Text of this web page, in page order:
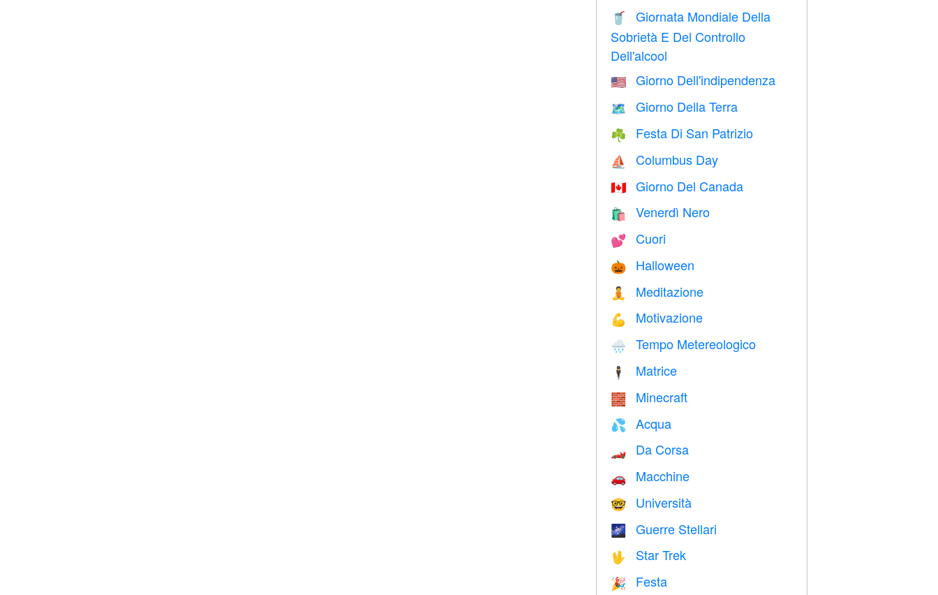
🥤
Giornata Mondiale Della
Sobrietà E Del Controllo
Dell'alcool
🇺🇸 Giorno Dell'indipendenza
🗺️ Giorno Della Terra
☘️ Festa Di San Patrizio
⛵️ Columbus Day
🇨🇦 Giorno Del Canada
🛍 Venerdì Nero
💕 Cuori
🎃 Halloween
🧘 Meditazione
💪 Motivazione
🌧 Tempo Metereologico
🕴️ Matrice
🧱 Minecraft
💦 Acqua
🏎 Da Corsa
🚗 Macchine
🤓 Università
🌌 Guerre Stellari
🖖 Star Trek
🎉 Festa